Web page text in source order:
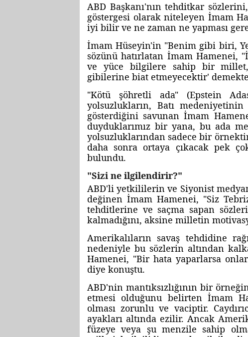
ABD Başkanı'nın tehditkar
göstergesi olarak niteleyen İmam
iyi bilir ve ne zaman ne yapması
İmam Hüseyin'in "Benim gibi biri,
sözünü hatırlatan İmam
ve yüce bilgilere sahip bir
gibilerine biat etmeyecektir'
"Kötü şöhretli ada" (Epstein
yolsuzlukların, Batı
gösterdiğini savunan İmam
duyduklarımız bir yana, bu ada
yolsuzluklarından sadece bir
daha sonra ortaya çıkacak pek
bulundu.
"Sizi ne ilgilendirir?"
ABD'li yetkililerin ve Siyonist
değinen İmam Hamenei, "Siz
tehditlerine ve saçma sapan
kalmadığını, aksine milletin
Amerikalıların savaş tehdidine
nedeniyle bu sözlerin altından
Hamenei, "Bir hata yaparlarsa
diye konuştu.
ABD'nin mantıksızlığının bir
etmesi olduğunu belirten İmam
olması zorunlu ve vaciptir.
ayakları altında ezilir. Ancak
füzeye veya şu menzile sahip